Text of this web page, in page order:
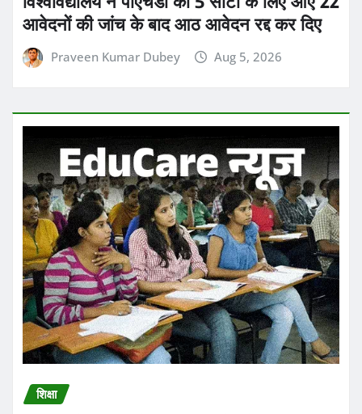
शिक्षा
उत्तर प्रदेश शिक्षा सेवा चयन आयोग ने TGT और
PGT भर्तियों का नया सिलेबस अपनी ऑफिशियल
वेबसाइट पर जारी कर दिया